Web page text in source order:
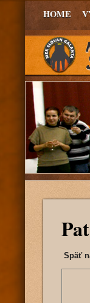
HOME
Späť